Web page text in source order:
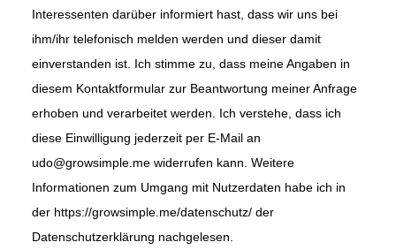
Interessenten darüber informiert hast, dass wir uns bei
ihm/ihr telefonisch melden werden und dieser damit
einverstanden ist. Ich stimme zu, dass meine Angaben in
diesem Kontaktformular zur Beantwortung meiner Anfrage
erhoben und verarbeitet werden. Ich verstehe, dass ich
diese Einwilligung jederzeit per E-Mail an
udo@growsimple.me widerrufen kann. Weitere
Informationen zum Umgang mit Nutzerdaten habe ich in
der https://growsimple.me/datenschutz/ der
Datenschutzerklärung nachgelesen.